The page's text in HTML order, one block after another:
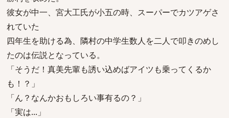
彼女が中一、宮大工氏が小五の時、スーパーでカツアゲさ
れていた
四年生を助ける為、隣村の中学生数人を二人で叩きのめし
たのは伝説となっている。
「そうだ！真美先輩も誘い込めばアイツも乗ってくるか
も！？」
「ん？なんかおもしろい事有るの？」
「実は...」